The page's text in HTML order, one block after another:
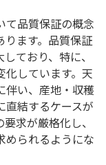
て品質保証の概念
ります。品質保証
ており、特に、
しています。天
伴い、産地・収穫
直結するケースが
求が厳格化し、
められるようにな